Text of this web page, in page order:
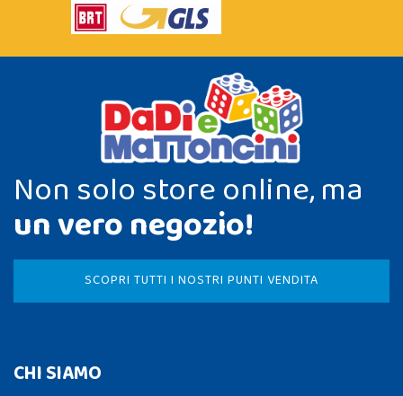
Non solo store online, ma
un vero negozio!
SCOPRI TUTTI I NOSTRI PUNTI VENDITA
CHI SIAMO